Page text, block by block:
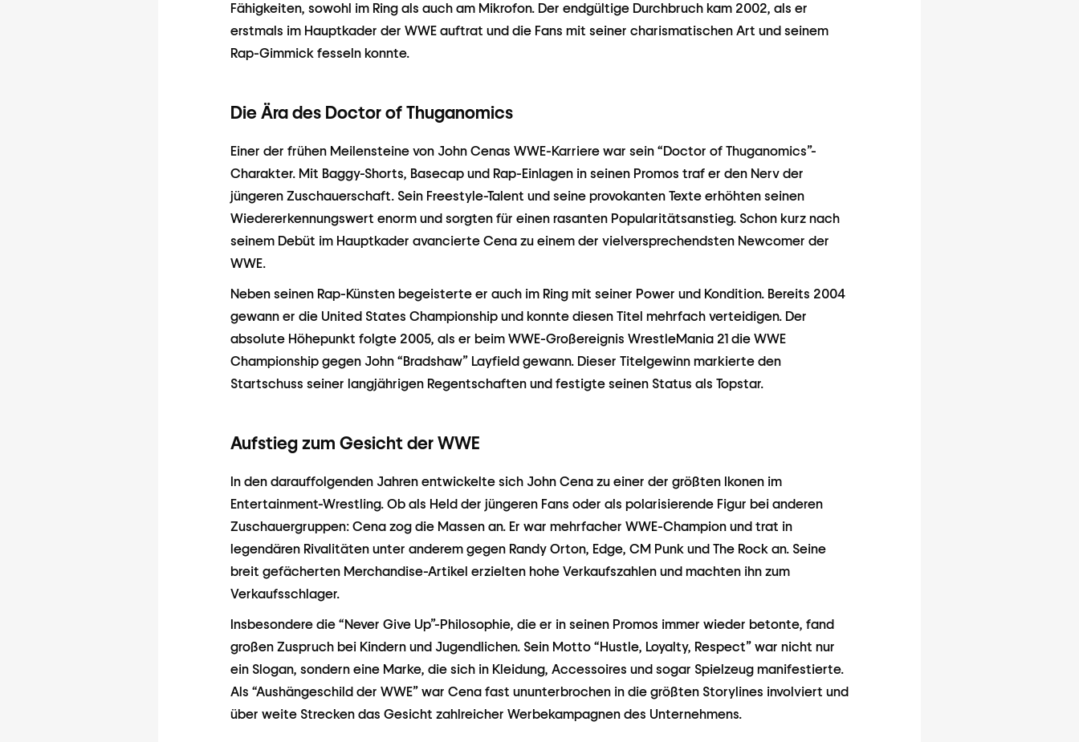
Fähigkeiten, sowohl im Ring als auch am Mikrofon. Der endgültige Durchbruch kam 2002, als er
erstmals im Hauptkader der WWE auftrat und die Fans mit seiner charismatischen Art und seinem
Rap-Gimmick fesseln konnte.
Die Ära des Doctor of Thuganomics
Einer der frühen Meilensteine von John Cenas WWE-Karriere war sein “Doctor of Thuganomics”-
Charakter. Mit Baggy-Shorts, Basecap und Rap-Einlagen in seinen Promos traf er den Nerv der
jüngeren Zuschauerschaft. Sein Freestyle-Talent und seine provokanten Texte erhöhten seinen
Wiedererkennungswert enorm und sorgten für einen rasanten Popularitätsanstieg. Schon kurz nach
seinem Debüt im Hauptkader avancierte Cena zu einem der vielversprechendsten Newcomer der
WWE.
Neben seinen Rap-Künsten begeisterte er auch im Ring mit seiner Power und Kondition. Bereits 2004
gewann er die United States Championship und konnte diesen Titel mehrfach verteidigen. Der
absolute Höhepunkt folgte 2005, als er beim WWE-Großereignis WrestleMania 21 die WWE
Championship gegen John “Bradshaw” Layfield gewann. Dieser Titelgewinn markierte den
Startschuss seiner langjährigen Regentschaften und festigte seinen Status als Topstar.
Aufstieg zum Gesicht der WWE
In den darauffolgenden Jahren entwickelte sich John Cena zu einer der größten Ikonen im
Entertainment-Wrestling. Ob als Held der jüngeren Fans oder als polarisierende Figur bei anderen
Zuschauergruppen: Cena zog die Massen an. Er war mehrfacher WWE-Champion und trat in
legendären Rivalitäten unter anderem gegen Randy Orton, Edge, CM Punk und The Rock an. Seine
breit gefächerten Merchandise-Artikel erzielten hohe Verkaufszahlen und machten ihn zum
Verkaufsschlager.
Insbesondere die “Never Give Up”-Philosophie, die er in seinen Promos immer wieder betonte, fand
großen Zuspruch bei Kindern und Jugendlichen. Sein Motto “Hustle, Loyalty, Respect” war nicht nur
ein Slogan, sondern eine Marke, die sich in Kleidung, Accessoires und sogar Spielzeug manifestierte.
Als “Aushängeschild der WWE” war Cena fast ununterbrochen in die größten Storylines involviert und
über weite Strecken das Gesicht zahlreicher Werbekampagnen des Unternehmens.